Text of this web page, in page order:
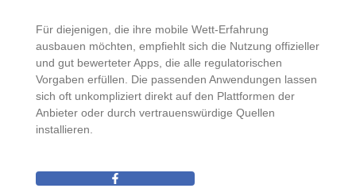
Für diejenigen, die ihre mobile Wett-Erfahrung
ausbauen möchten, empfiehlt sich die Nutzung offizieller
und gut bewerteter Apps, die alle regulatorischen
Vorgaben erfüllen. Die passenden Anwendungen lassen
sich oft unkompliziert direkt auf den Plattformen der
Anbieter oder durch vertrauenswürdige Quellen
installieren.